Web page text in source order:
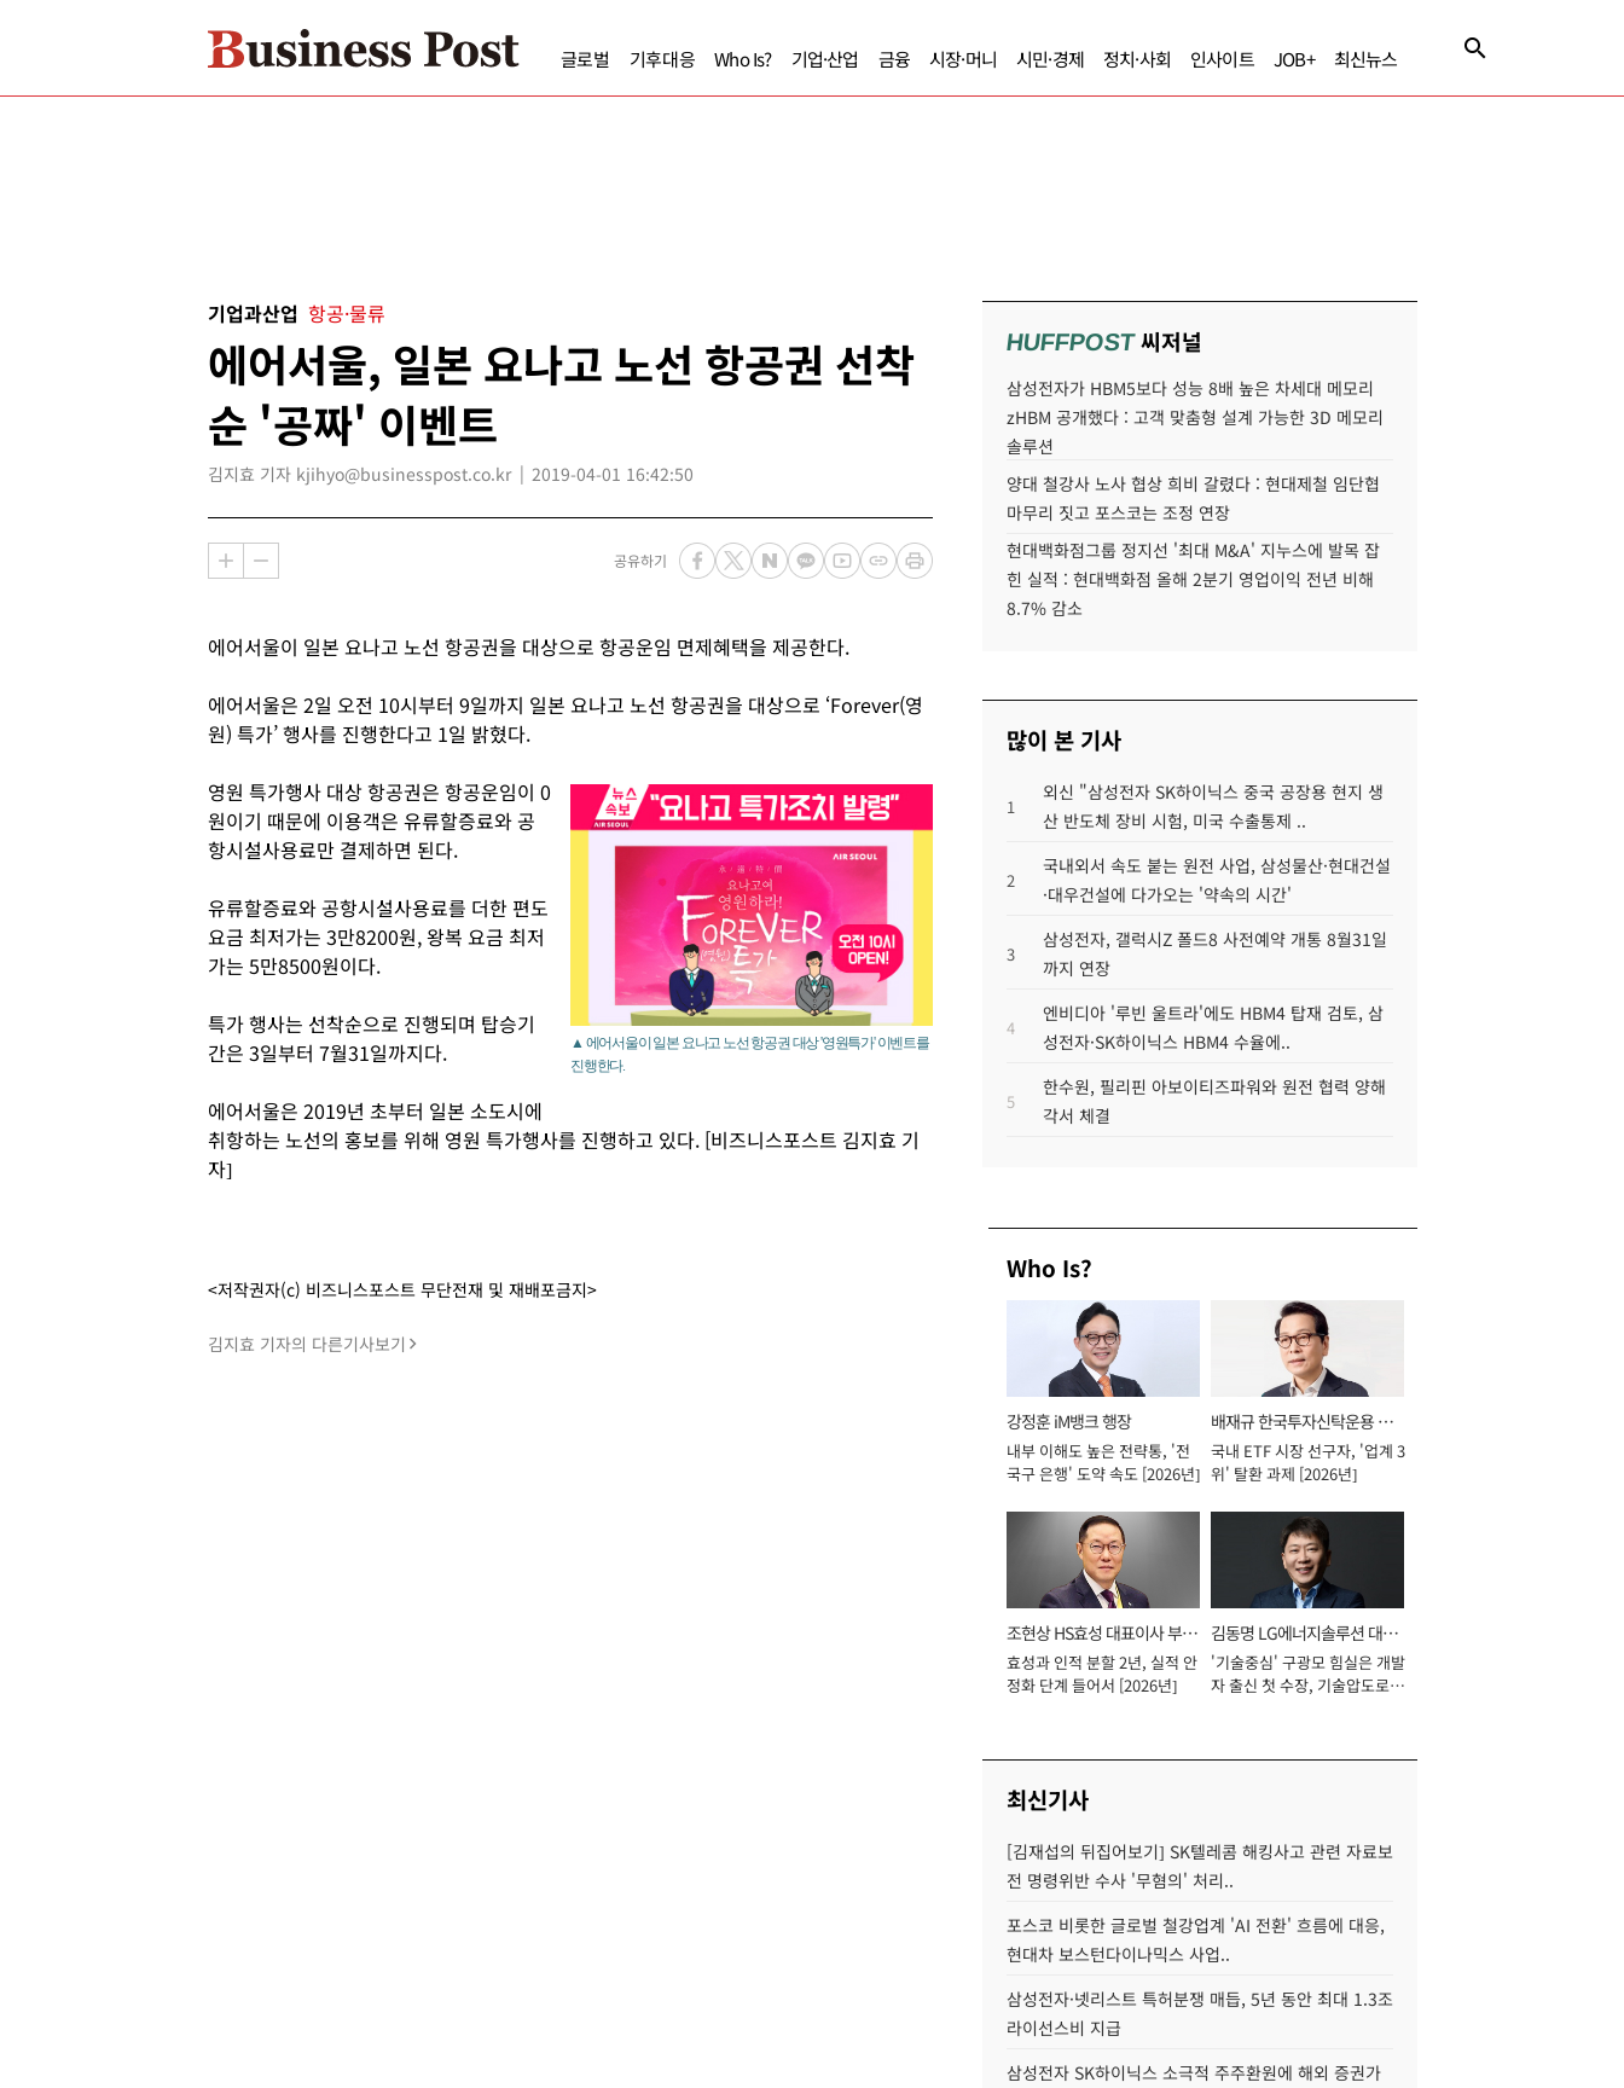
글로벌 기후대응 Who Is? 기업·산업 금융 시장·머니 시민·경제 정치·사회 인사이트 JOB+ 최신뉴스
기업과산업 항공·물류
에어서울, 일본 요나고 노선 항공권 선착
순 '공짜' 이벤트
김지효 기자 kjihyo@businesspost.co.kr 2019-04-01 16:42:50
공유하기
에어서울이 일본 요나고 노선 항공권을 대상으로 항공운임 면제혜택을 제공한다.
에어서울은 2일 오전 10시부터 9일까지 일본 요나고 노선 항공권을 대상으로 ‘Forever(영
원) 특가’ 행사를 진행한다고 1일 밝혔다.
▲ 에어서울이 일본 요나고 노선 항공권 대상 '영원특가' 이벤트를
진행한다.
영원 특가행사 대상 항공권은 항공운임이 0
원이기 때문에 이용객은 유류할증료와 공
항시설사용료만 결제하면 된다.
유류할증료와 공항시설사용료를 더한 편도
요금 최저가는 3만8200원, 왕복 요금 최저
가는 5만8500원이다.
특가 행사는 선착순으로 진행되며 탑승기
간은 3일부터 7월31일까지다.
에어서울은 2019년 초부터 일본 소도시에
취항하는 노선의 홍보를 위해 영원 특가행사를 진행하고 있다. [비즈니스포스트 김지효 기
자]
<저작권자(c) 비즈니스포스트 무단전재 및 재배포금지>
김지효 기자의 다른기사보기
HUFFPOST씨저널
삼성전자가 HBM5보다 성능 8배 높은 차세대 메모리
zHBM 공개했다 : 고객 맞춤형 설계 가능한 3D 메모리
솔루션
양대 철강사 노사 협상 희비 갈렸다 : 현대제철 임단협
마무리 짓고 포스코는 조정 연장
현대백화점그룹 정지선 '최대 M&A' 지누스에 발목 잡
힌 실적 : 현대백화점 올해 2분기 영업이익 전년 비해
8.7% 감소
많이 본 기사
1
외신 "삼성전자 SK하이닉스 중국 공장용 현지 생
산 반도체 장비 시험, 미국 수출통제 ..
2
국내외서 속도 붙는 원전 사업, 삼성물산·현대건설
·대우건설에 다가오는 '약속의 시간'
3
삼성전자, 갤럭시Z 폴드8 사전예약 개통 8월31일
까지 연장
4
엔비디아 '루빈 울트라'에도 HBM4 탑재 검토, 삼
성전자·SK하이닉스 HBM4 수율에..
5
한수원, 필리핀 아보이티즈파워와 원전 협력 양해
각서 체결
Who Is?
강정훈 iM뱅크 행장
내부 이해도 높은 전략통, '전
국구 은행' 도약 속도 [2026년]
배재규 한국투자신탁운용 대
표이사 사장
국내 ETF 시장 선구자, '업계 3
위' 탈환 과제 [2026년]
조현상 HS효성 대표이사 부회
장
효성과 인적 분할 2년, 실적 안
정화 단계 들어서 [2026년]
김동명 LG에너지솔루션 대표
이사 사장
'기술중심' 구광모 힘실은 개발
자 출신 첫 수장, 기술압도로
최신기사
[김재섭의 뒤집어보기] SK텔레콤 해킹사고 관련 자료보
전 명령위반 수사 '무혐의' 처리..
포스코 비롯한 글로벌 철강업계 'AI 전환' 흐름에 대응,
현대차 보스턴다이나믹스 사업..
삼성전자·넷리스트 특허분쟁 매듭, 5년 동안 최대 1.3조
라이선스비 지급
삼성전자 SK하이닉스 소극적 주주환원에 해외 증권가